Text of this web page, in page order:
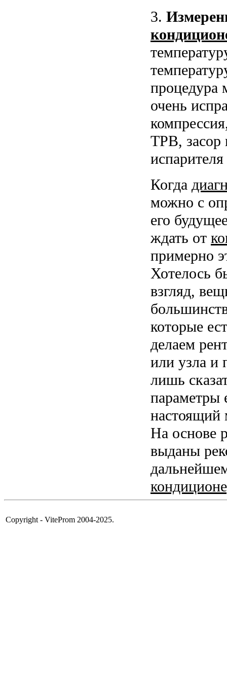
3.
процедура
очень
ТРВ, засор
Когда
можно с
его
ждать от
примерно
Хотелось
взгляд,
которые
делаем
или узла и
лишь
параметры
настоящий
На основе
выданы
Copyright - ViteProm 2004-2025.